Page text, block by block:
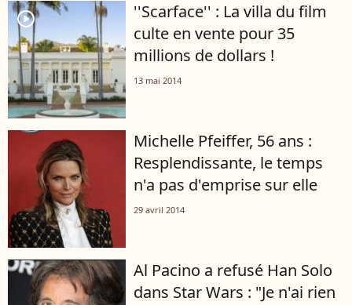
player2
''Scarface'' : La villa du film
culte en vente pour 35
millions de dollars !
13 mai 2014
Michelle Pfeiffer, 56 ans :
Resplendissante, le temps
n'a pas d'emprise sur elle
29 avril 2014
Al Pacino a refusé Han Solo
dans Star Wars : "Je n'ai rien